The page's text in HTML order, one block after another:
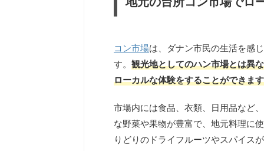
コン市場は、ダナン市民の生活を感
す。 観光地としてのハン市場とは異
ローカルな体験をすることができま
市場内には食品、衣類、日用品など
な野菜や果物が豊富で、地元料理に
りどりのドライフルーツやスパイス